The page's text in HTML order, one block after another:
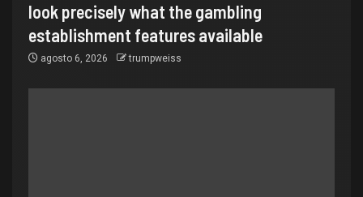
look precisely what the gambling
establishment features available
agosto 6, 2026 trumpweiss